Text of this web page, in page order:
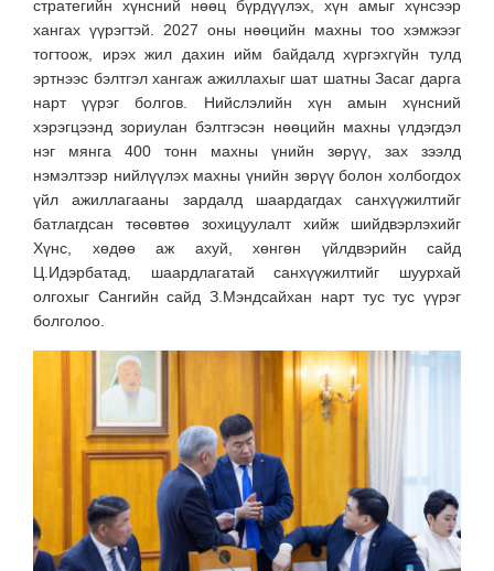
стратегийн хүнсний нөөц бүрдүүлэх, хүн амыг хүнсээр
хангах үүрэгтэй. 2027 оны нөөцийн махны тоо хэмжээг
тогтоож, ирэх жил дахин ийм байдалд хүргэхгүйн тулд
эртнээс бэлтгэл хангаж ажиллахыг шат шатны Засаг дарга
нарт үүрэг болгов. Нийслэлийн хүн амын хүнсний
хэрэгцээнд зориулан бэлтгэсэн нөөцийн махны үлдэгдэл
нэг мянга 400 тонн махны үнийн зөрүү, зах зээлд
нэмэлтээр нийлүүлэх махны үнийн зөрүү болон холбогдох
үйл ажиллагааны зардалд шаардагдах санхүүжилтийг
батлагдсан төсөвтөө зохицуулалт хийж шийдвэрлэхийг
Хүнс, хөдөө аж ахуй, хөнгөн үйлдвэрийн сайд
Ц.Идэрбатад, шаардлагатай санхүүжилтийг шуурхай
олгохыг Сангийн сайд З.Мэндсайхан нарт тус тус үүрэг
болголоо.